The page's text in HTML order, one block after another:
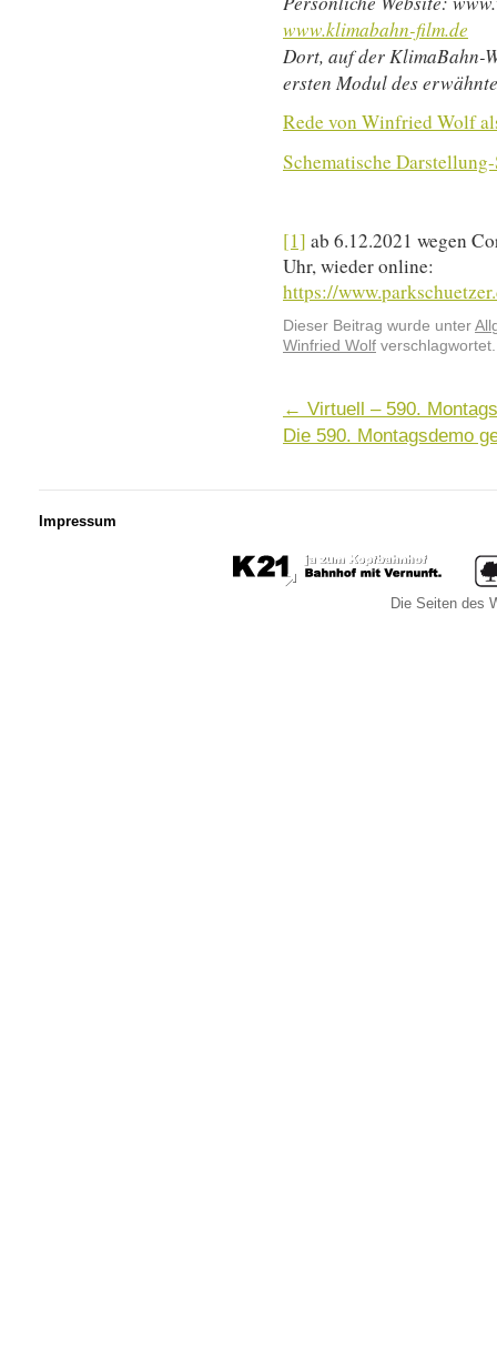
www.klimabahn-film.de
Dort, auf der KlimaBahn-
ersten Modul des
Rede von Winfried Wolf
Schematische
[1] ab 6.12.2021 wegen
Uhr, wieder online:
https://
Dieser Beitrag wurde unter
Winfried Wolf
← Virtuell – 590.
Die 590. Montagsdemo
Impressum
Die Seiten des